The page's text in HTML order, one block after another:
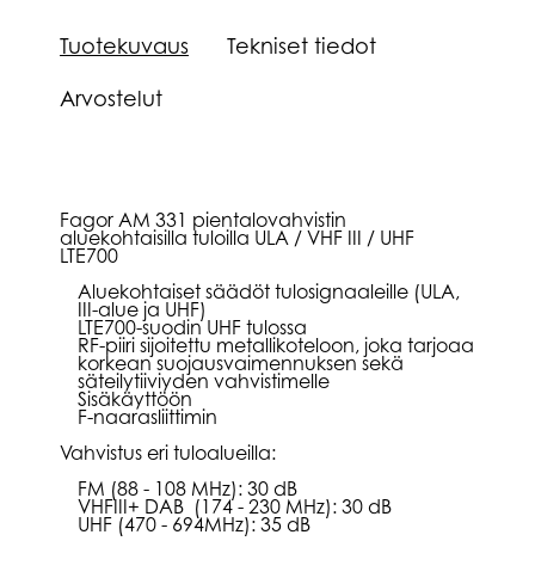
Tuotekuvaus
Tekniset tiedot
Arvostelut
Fagor AM 331 pientalovahvistin
aluekohtaisilla tuloilla ULA / VHF III / UHF
LTE700
Aluekohtaiset säädöt tulosignaaleille (ULA,
III-alue ja UHF)
LTE700-suodin UHF tulossa
RF-piiri sijoitettu metallikoteloon, joka tarjoaa
korkean suojausvaimennuksen sekä
säteilytiiviyden vahvistimelle
Sisäkäyttöön
F-naarasliittimin
Vahvistus eri tuloalueilla:
FM (88 - 108 MHz): 30 dB
VHFIII+ DAB (174 - 230 MHz): 30 dB
UHF (470 - 694MHz): 35 dB